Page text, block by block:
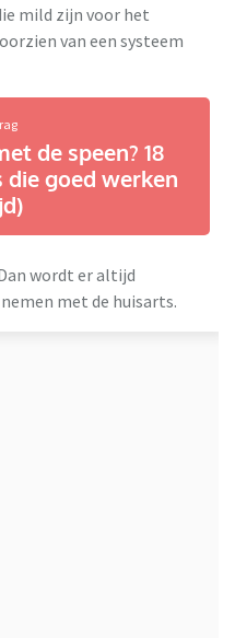
mild zijn voor het
van een systeem
de speen? 18
goed werken
wordt er altijd
met de huisarts.